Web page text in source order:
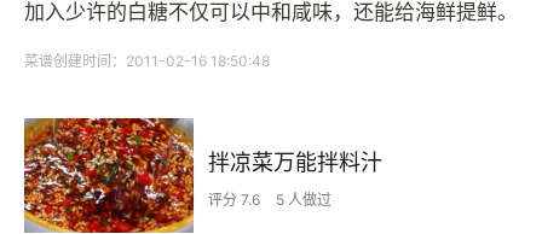
加入少许的白糖不仅可以中和咸味，还能给海鲜提鲜。
菜谱创建时间：2011-02-16 18:50:48
拌凉菜万能拌料汁
评分 7.6 5 人做过